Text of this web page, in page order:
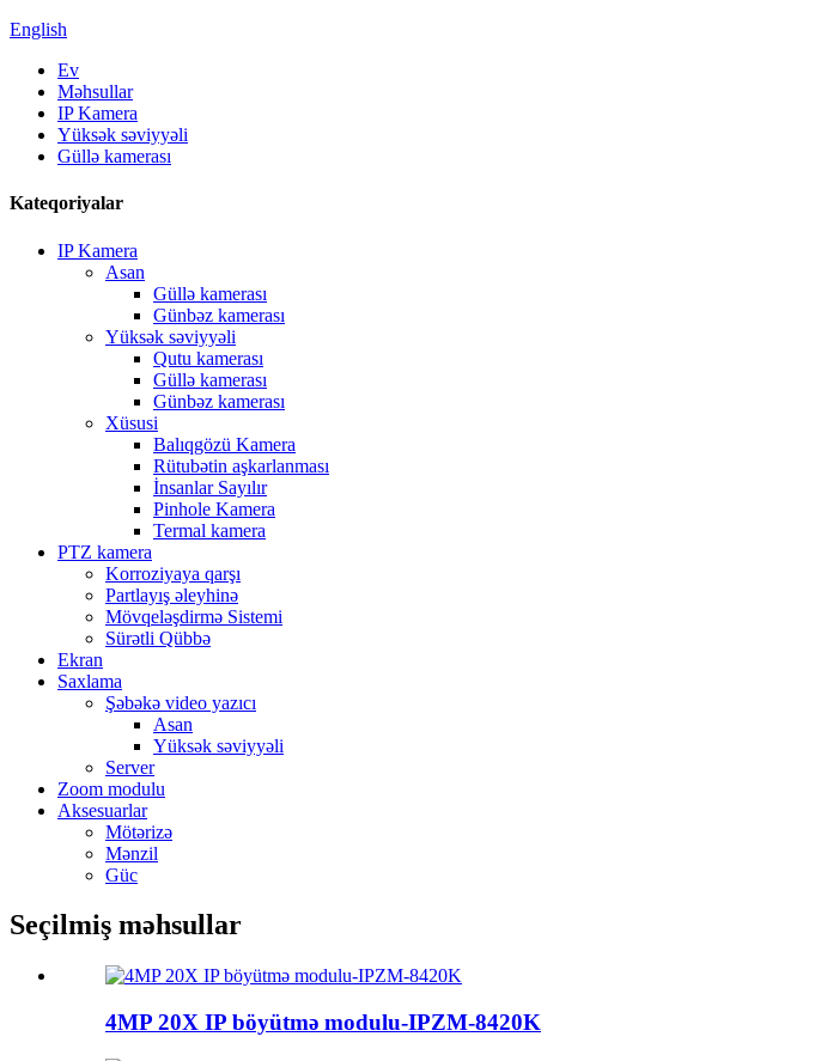
English
Ev
Məhsullar
IP Kamera
Yüksək səviyyəli
Güllə kamerası
Kateqoriyalar
IP Kamera
Asan
Güllə kamerası
Günbəz kamerası
Yüksək səviyyəli
Qutu kamerası
Güllə kamerası
Günbəz kamerası
Xüsusi
Balıqgözü Kamera
Rütubətin aşkarlanması
İnsanlar Sayılır
Pinhole Kamera
Termal kamera
PTZ kamera
Korroziyaya qarşı
Partlayış əleyhinə
Mövqeləşdirmə Sistemi
Sürətli Qübbə
Ekran
Saxlama
Şəbəkə video yazıcı
Asan
Yüksək səviyyəli
Server
Zoom modulu
Aksesuarlar
Mötərizə
Mənzil
Güc
Seçilmiş məhsullar
4MP 20X IP böyütmə modulu-IPZM-8420K